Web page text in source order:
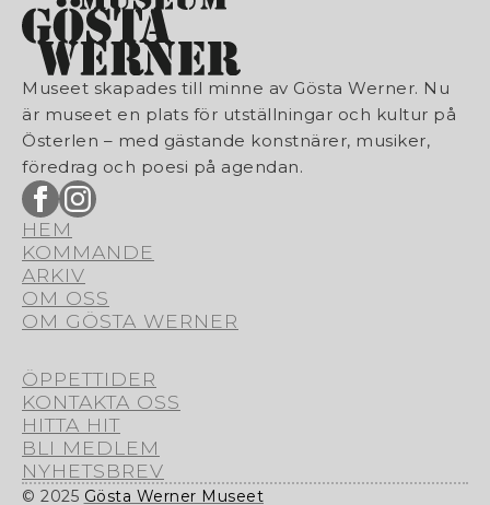
Museet skapades till minne av Gösta Werner. Nu
är museet en plats för utställningar och kultur på
Österlen – med gästande konstnärer, musiker,
föredrag och poesi på agendan.
HEM
KOMMANDE
ARKIV
OM OSS
OM GÖSTA WERNER
ÖPPETTIDER
KONTAKTA OSS
HITTA HIT
BLI MEDLEM
NYHETSBREV
© 2025 Gösta Werner Museet